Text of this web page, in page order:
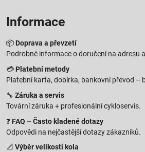
Informace
📦 Doprava a převzetí
Podrobné informace o doručení na adresu
💳 Platební metody
Platební karta, dobírka, bankovní převod –
🔧 Záruka a servis
Tovární záruka + profesionální cykloservis.
❓ FAQ – Často kladené dotazy
Odpovědi na nejčastější dotazy zákazníků.
📐 Výběr velikosti kola